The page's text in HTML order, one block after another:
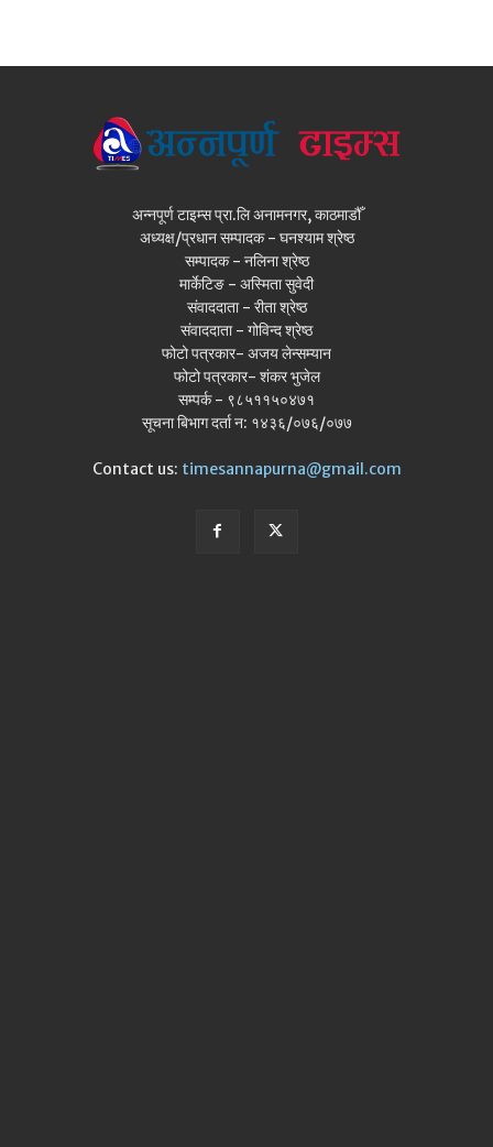
अन्नपूर्ण टाइम्स प्रा.लि अनामनगर, काठमाडौँ
अध्यक्ष/प्रधान सम्पादक - घनश्याम श्रेष्ठ
सम्पादक - नलिना श्रेष्ठ
मार्केटिङ - अस्मिता सुवेदी
संवाददाता - रीता श्रेष्ठ
संवाददाता - गोविन्द श्रेष्ठ
फोटो पत्रकार- अजय लेन्सम्यान
फोटो पत्रकार- शंकर भुजेल
सम्पर्क - ९८५११५०४७१
सूचना बिभाग दर्ता न: १४३६/०७६/०७७
Contact us: timesannapurna@gmail.com